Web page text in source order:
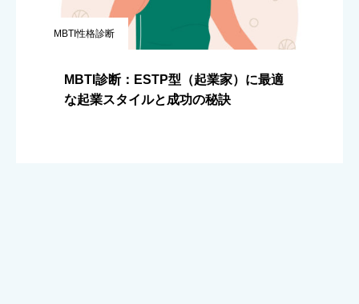
MBTI性格診断
MBTI診断：ESTP型（起業家）に最適
な起業スタイルと成功の秘訣